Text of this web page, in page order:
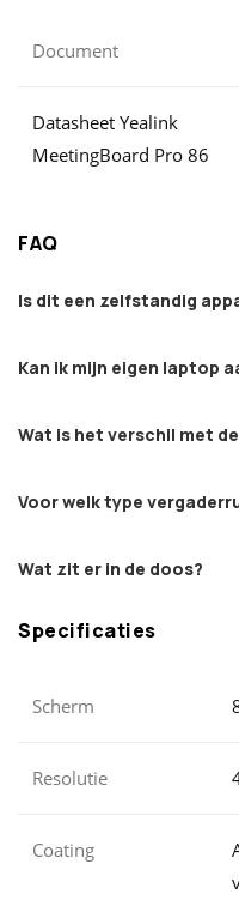
Document
Datasheet Yealink
MeetingBoard Pro 86
FAQ
Is dit een zelfstandig
Kan ik mijn eigen laptop
Wat is het verschil met
Voor welk type
Wat zit er in de doos?
Specificaties
Scherm
Resolutie
Coating